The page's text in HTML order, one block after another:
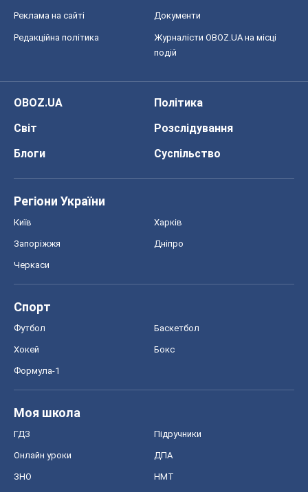
Реклама на сайті Документи
Редакційна політика
Журналісти OBOZ.UA на місці
подій
OBOZ.UA
Політика
Світ
Розслідування
Блоги
Суспільство
Регіони України
Київ Харків
Запоріжжя Дніпро
Черкаси
Спорт
Футбол Баскетбол
Хокей Бокс
Формула-1
Моя школа
ГДЗ Підручники
Онлайн уроки ДПА
ЗНО НМТ